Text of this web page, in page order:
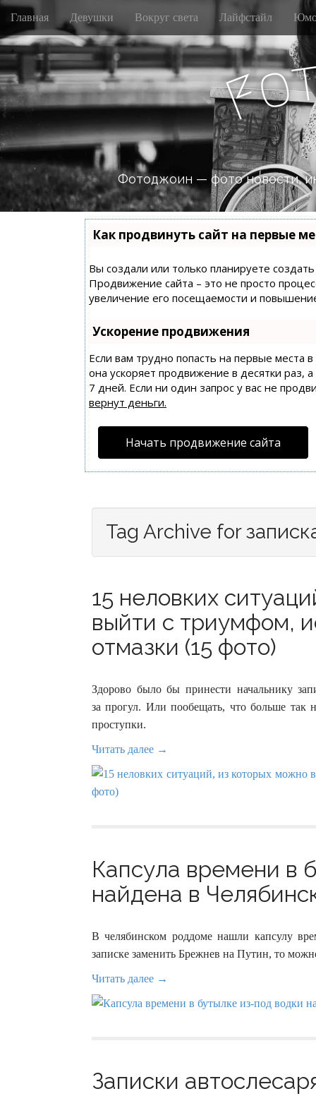
M
i
n
m
e
n
u
S
i
p
t
o
c
o
n
t
e
Главная Девушки Вокруг света Лайфстайл
Fo
Фотоджоин — фото новости,
Как продвинуть сайт на первые
Вы создали или только планируете
Продвижение сайта – это не просто
увеличение его посещаемости и
Ускорение продвижения
Если вам трудно попасть на первые места
она ускоряет продвижение в десятки раз,
7 дней. Если ни один запрос у вас не
вернут деньги.
Начать продвижение сайта
Tag Archive for
15 неловких
выйти с триумфом,
отмазки (15 фото)
Здорово было бы принести начальнику
за прогул. Или пообещать, что больше
проступки.
Читать далее →
Капсула времени в
найдена в
В челябинском роддоме нашли капсулу
записке заменить Брежнев на Путин, то
Читать далее →
Записки